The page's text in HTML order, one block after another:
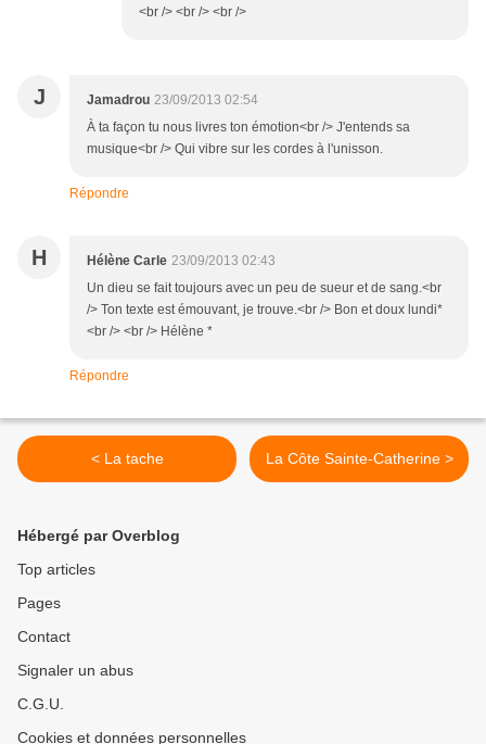
<br /> <br /> <br />
J Jamadrou 23/09/2013 02:54
À ta façon tu nous livres ton émotion<br /> J'entends sa
musique<br /> Qui vibre sur les cordes à l'unisson.
Répondre
H Hélène Carle 23/09/2013 02:43
Un dieu se fait toujours avec un peu de sueur et de sang.<br
/> Ton texte est émouvant, je trouve.<br /> Bon et doux lundi*
<br /> <br /> Hélène *
Répondre
< La tache La Côte Sainte-Catherine >
Hébergé par Overblog
Top articles
Pages
Contact
Signaler un abus
C.G.U.
Cookies et données personnelles